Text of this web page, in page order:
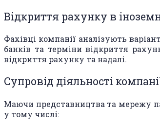
Відкриття рахунку в
Фахівці компанії аналізують
банків та терміни відкриття
відкриття рахунку та надалі.
Супровід діяльності
Маючи представництва та мережу
у тому числі: